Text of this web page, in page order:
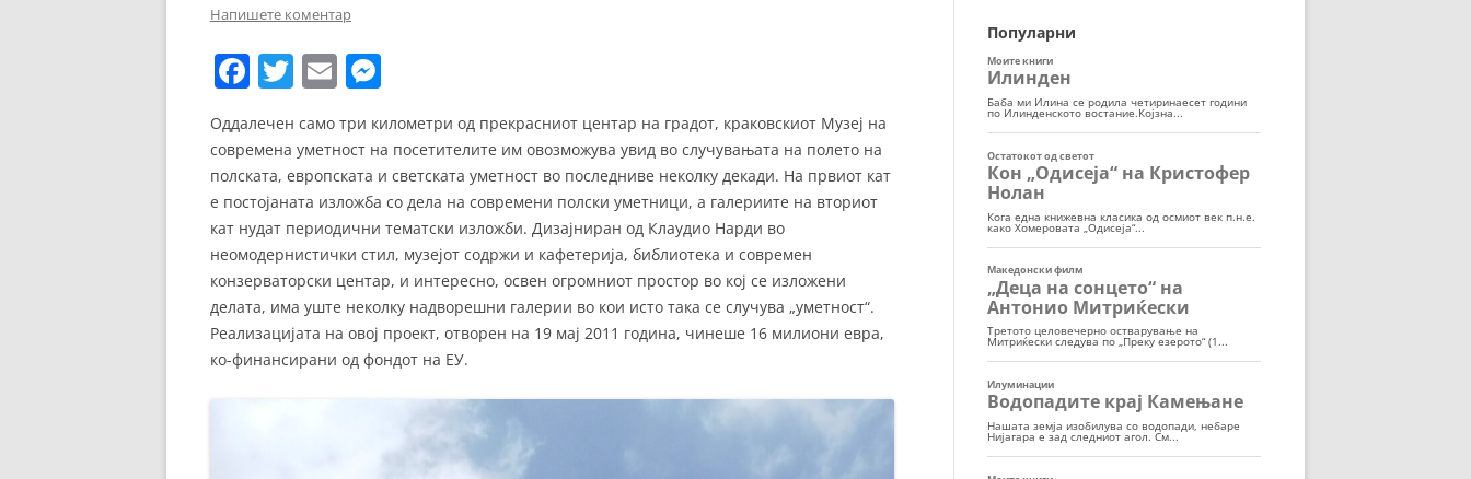
ФИЛМОПОЛИС
Напишете коментар
F
c
e
b
o
o
k
T
itt
er
E
ai
l
ss
e
n
g
er
Оддалечен само три километри од прекрасниот центар на градот, краковскиот Музеј на
современа уметност на посетителите им овозможува увид во случувањата на полето на
полската, европската и светската уметност во последниве неколку декади. На првиот кат
е постојаната изложба со дела на современи полски уметници, а галериите на вториот
кат нудат периодични тематски изложби. Дизајниран од Клаудио Нарди во
неомодернистички стил, музејот содржи и кафетерија, библиотека и современ
конзерваторски центар, и интересно, освен огромниот простор во кој се изложени
делата, има уште неколку надворешни галерии во кои исто така се случува „уметност“.
Реализацијата на овој проект, отворен на 19 мај 2011 година, чинеше 16 милиони евра,
ко-финансирани од фондот на ЕУ.
Популарни